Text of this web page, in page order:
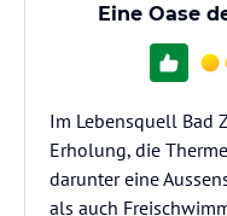
Eine Oase
Im Lebensquell Bad
Erholung, die
darunter eine
als auch